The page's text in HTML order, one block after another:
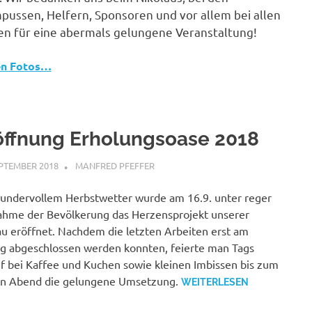
Helfern, Sponsoren und vor allem bei allen
für eine abermals gelungene Veranstaltung!
Fotos…
Erholungsoase 2018
2018 MANFRED PFEFFER
Herbstwetter wurde am 16.9. unter reger
der Bevölkerung das Herzensprojekt unserer
eröffnet. Nachdem die letzten Arbeiten erst am
abgeschlossen werden konnten, feierte man Tags
bei Kaffee und Kuchen sowie kleinen Imbissen bis zum
Abend die gelungene Umsetzung. WEITERLESEN